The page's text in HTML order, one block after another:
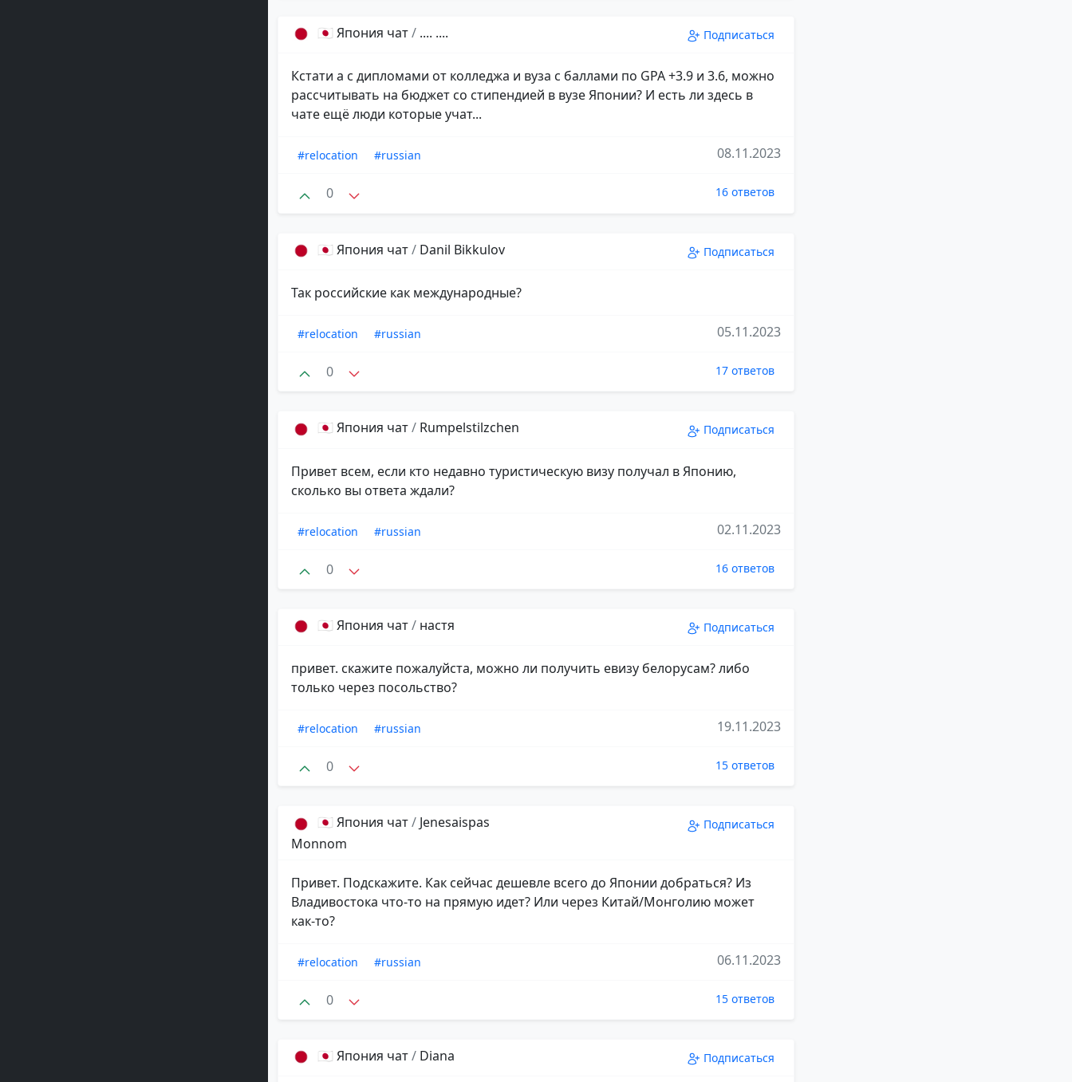
🇯🇵 Япония чат/ .... .... Подписаться
Кстати а с дипломами от колледжа и вуза с баллами по GPA +3.9 и 3.6, можно
рассчитывать на бюджет со стипендией в вузе Японии? И есть ли здесь в
чате ещё люди которые учат...
#relocation #russian 08.11.2023
0 16 ответов
🇯🇵 Япония чат/ Danil Bikkulov Подписаться
Так российские как международные?
#relocation #russian 05.11.2023
0 17 ответов
🇯🇵 Япония чат/ Rumpelstilzchen Подписаться
Привет всем, если кто недавно туристическую визу получал в Японию,
сколько вы ответа ждали?
#relocation #russian 02.11.2023
0 16 ответов
🇯🇵 Япония чат/ настя Подписаться
привет. скажите пожалуйста, можно ли получить евизу белорусам? либо
только через посольство?
#relocation #russian 19.11.2023
0 15 ответов
🇯🇵 Япония чат/ Jenesaispas
Monnom
Подписаться
Привет. Подскажите. Как сейчас дешевле всего до Японии добраться? Из
Владивостока что-то на прямую идет? Или через Китай/Монголию может
как-то?
#relocation #russian 06.11.2023
0 15 ответов
🇯🇵 Япония чат/ Diana Подписаться